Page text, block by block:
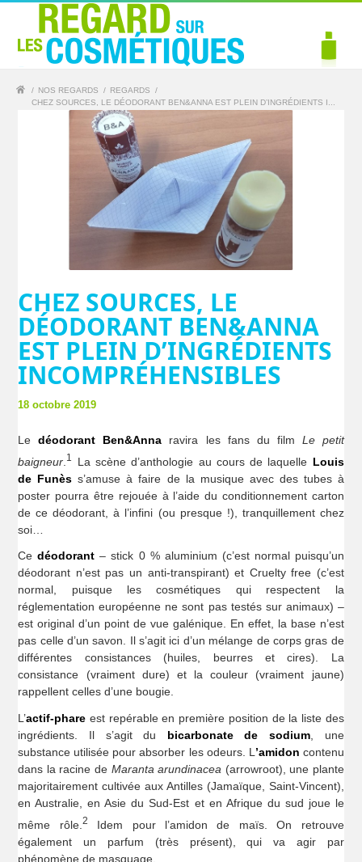
/ NOS REGARDS / REGARDS
/
CHEZ SOURCES, LE DÉODORANT BEN&ANNA EST PLEIN D’INGRÉDIENTS I...
CHEZ SOURCES, LE
DÉODORANT BEN&ANNA
EST PLEIN D’INGRÉDIENTS
INCOMPRÉHENSIBLES
18 octobre 2019
Ledéodorant Ben&Anna ravira les fans du film Le petit
baigneur 1 La scène d’anthologie au cours de laquelle Louis
de Funès s’amuse à faire de la musique avec des tubes à
poster pourra être rejouée à l’aide du conditionnement carton
de ce déodorant, à l’infini (ou presque !), tranquillement chez
soi…
Cedéodorant – stick 0 % aluminium (c’est normal puisqu’un
déodorant n’est pas un anti-transpirant) et Cruelty free (c’est
normal, puisque les cosmétiques qui respectent la
réglementation européenne ne sont pas testés sur animaux) –
est original d’un point de vue galénique. En effet, la base n’est
pas celle d’un savon. Il s’agit ici d’un mélange de corps gras de
différentes consistances (huiles, beurres et cires). La
consistance (vraiment dure) et la couleur (vraiment jaune)
rappellent celles d’une bougie.
L’actif-phare est repérable en première position de la liste des
ingrédients. Il s’agit du bicarbonate de sodium, une
substance utilisée pour absorber les odeurs. L’amidon contenu
dans la racine de Maranta arundinacea (arrowroot), une plante
majoritairement cultivée aux Antilles (Jamaïque, Saint-Vincent),
en Australie, en Asie du Sud-Est et en Afrique du sud joue le
même rôle. 2
Idem pour l’amidon de maïs. On retrouve
également un parfum (très présent), qui va agir par
phénomène de masquage.